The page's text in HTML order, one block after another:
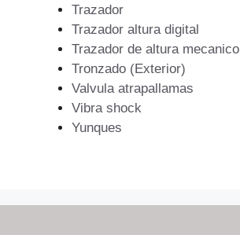
Trazador
Trazador altura digital
Trazador de altura mecanico
Tronzado (Exterior)
Valvula atrapallamas
Vibra shock
Yunques